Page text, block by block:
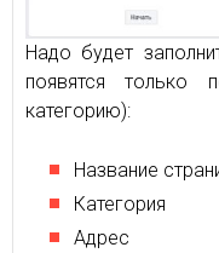
Надо будет
появятся только
категорию):
Название
Категория
Адрес